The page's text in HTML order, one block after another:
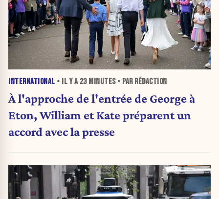
INTERNATIONAL • IL Y A 23 MINUTES• PAR RÉDACTION
À l'approche de l'entrée de George à
Eton, William et Kate préparent un
accord avec la presse